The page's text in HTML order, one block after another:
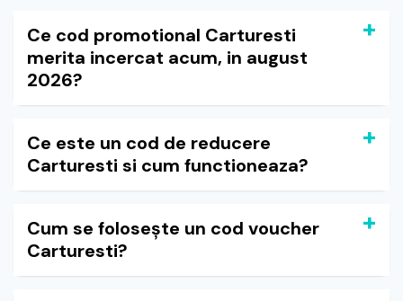
Ce cod promotional Carturesti
merita incercat acum, in august
2026?
Ce este un cod de reducere
Carturesti si cum functioneaza?
Cum se folosește un cod voucher
Carturesti?